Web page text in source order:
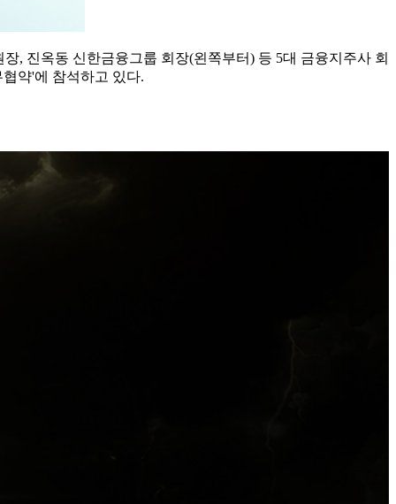
, 진옥동 신한금융그룹 회장(왼쪽부터) 등 5대 금융지주사 회
약'에 참석하고 있다.